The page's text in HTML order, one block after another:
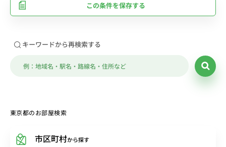
この条件を保存する
キーワードから再検索する
東京都のお部屋検索
市区町村から探す